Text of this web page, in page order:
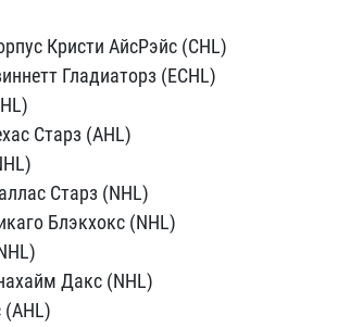
Кристи АйсРэйс (CHL)
Гладиаторз (ECHL)
Старз (AHL)
Старз (NHL)
Блэкхокс (NHL)
Дакс (NHL)
(AHL)